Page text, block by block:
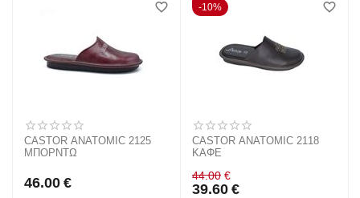
CASTOR ANATOMIC 2125
ΜΠΟΡΝΤΩ
46.00 €
10%
CASTOR ANATOMIC 2118
ΚΑΦΕ
44.00 €
39.60 €